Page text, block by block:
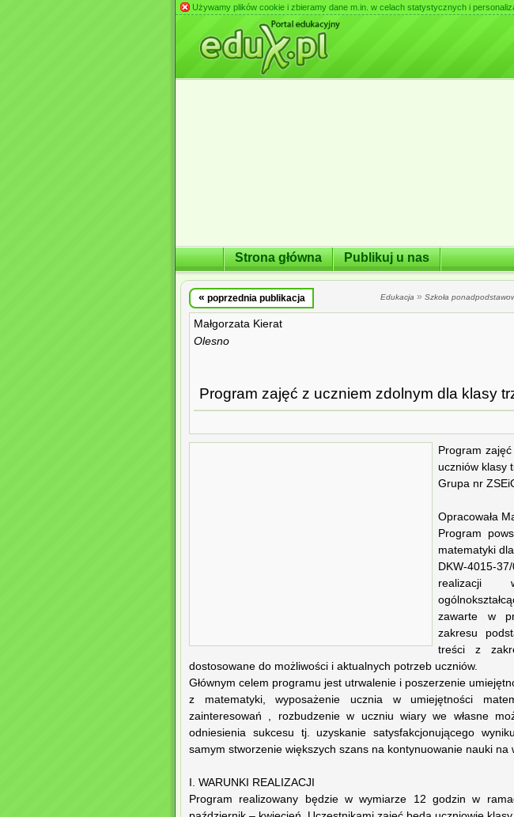
Używamy plików cookie i zbieramy dane m.in. w celach statystycznych i
Strona główna Publikuj u nas
« poprzednia publikacja Edukacja » Szkoła
Małgorzata Kierat
Olesno
Program zajęć z uczniem zdolnym dla klasy
Program
uczniów klasy
Grupa nr
Opracowała
Program
matematyki
DKW-4015-
realizacji
zawarte w
zakresu
treści z
dostosowane do możliwości i aktualnych potrzeb uczniów.
Głównym celem programu jest utrwalenie i poszerzenie
z matematyki, wyposażenie ucznia w umiejętności
zainteresowań , rozbudzenie w uczniu wiary we własne
odniesienia sukcesu tj. uzyskanie satysfakcjonującego
samym stworzenie większych szans na kontynuowanie nauki na
I. WARUNKI REALIZACJI
Program realizowany będzie w wymiarze 12 godzin w